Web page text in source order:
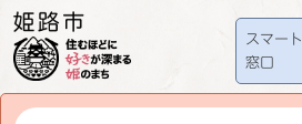
スマート
窓口